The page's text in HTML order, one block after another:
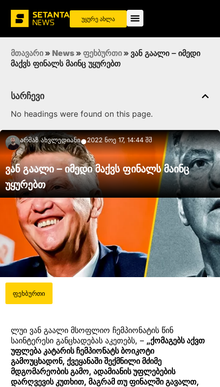
უყურე ახლა
მთავარი » News » ფეხბურთი » ვან გაალი – იმედი
მაქვს ფინალს მაინც უყურებთ
სარჩევი
No headings were found on this page.
Არმაზ Ახვლედიანი●2022 ნოე 17, 14:44 შშ
ვან გაალი – იმედი მაქვს ფინალს მაინც
უყურებთ
ფეხბურთი
ლუი ვან გაალი მსოფლიო ჩემპიონატის წინ
საინტერესი განცხადებას აკეთებს, – „ქომაგებს აქვთ
უფლება კატარის ჩემპიონატს ბოიკოტი
გამოუცხადონ, ქვეყანაში შექმნილი მძიმე
მდგომარეობის გამო, ადამიანის უფლებების
დარღვევის კუთხით, მაგრამ თუ ფინალში გავალთ,